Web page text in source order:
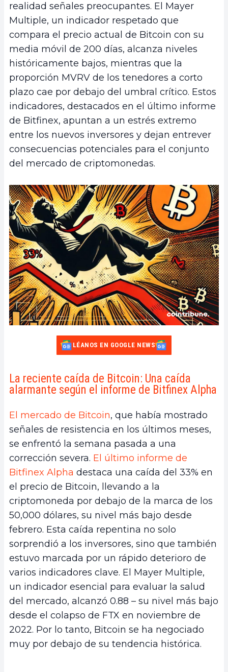
realidad señales preocupantes. El Mayer
Multiple, un indicador respetado que
compara el precio actual de Bitcoin con su
media móvil de 200 días, alcanza niveles
históricamente bajos, mientras que la
proporción MVRV de los tenedores a corto
plazo cae por debajo del umbral crítico. Estos
indicadores, destacados en el último informe
de Bitfinex, apuntan a un estrés extremo
entre los nuevos inversores y dejan entrever
consecuencias potenciales para el conjunto
del mercado de criptomonedas.
LÉANOS EN GOOGLE NEWS
La reciente caída de Bitcoin: Una caída
alarmante según el informe de Bitfinex Alpha
El mercado de Bitcoin, que había mostrado
señales de resistencia en los últimos meses,
se enfrentó la semana pasada a una
corrección severa. El último informe de
Bitfinex Alpha destaca una caída del 33% en
el precio de Bitcoin, llevando a la
criptomoneda por debajo de la marca de los
50,000 dólares, su nivel más bajo desde
febrero. Esta caída repentina no solo
sorprendió a los inversores, sino que también
estuvo marcada por un rápido deterioro de
varios indicadores clave. El Mayer Multiple,
un indicador esencial para evaluar la salud
del mercado, alcanzó 0.88 – su nivel más bajo
desde el colapso de FTX en noviembre de
2022. Por lo tanto, Bitcoin se ha negociado
muy por debajo de su tendencia histórica.